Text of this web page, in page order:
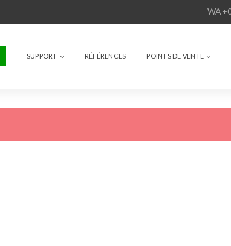
SUPPORT RÉFÉRENCES POINTS DE VENTE